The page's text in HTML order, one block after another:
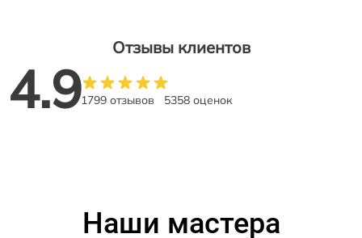
Отзывы клиентов
4.91799 отзывов 5358 оценок
Наши мастера